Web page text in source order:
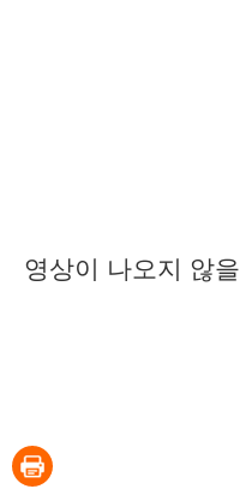
영상이 나오지 않